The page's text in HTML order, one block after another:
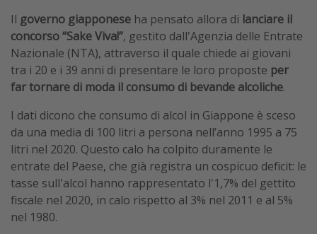
Il governo giapponese ha pensato allora di lanciare il
concorso “Sake Viva!”, gestito dall'Agenzia delle Entrate
Nazionale (NTA), attraverso il quale chiede ai giovani
tra i 20 e i 39 anni di presentare le loro proposte per
far tornare di moda il consumo di bevande alcoliche.
I dati dicono che consumo di alcol in Giappone è sceso
da una media di 100 litri a persona nell’anno 1995 a 75
litri nel 2020. Questo calo ha colpito duramente le
entrate del Paese, che già registra un cospicuo deficit: le
tasse sull'alcol hanno rappresentato l'1,7% del gettito
fiscale nel 2020, in calo rispetto al 3% nel 2011 e al 5%
nel 1980.